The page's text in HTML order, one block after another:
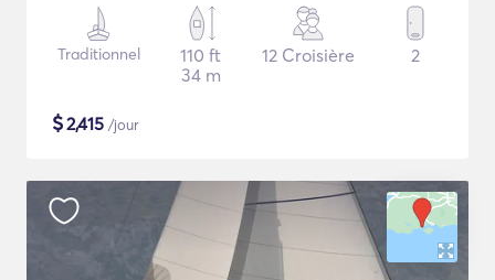
Traditionnel
110 ft
34 m
12 Croisière 2
$2,415 /jour